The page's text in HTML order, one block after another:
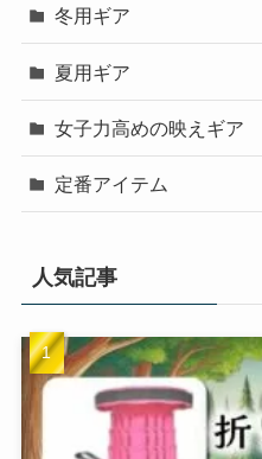
冬用ギア
夏用ギア
女子力高めの映えギア
定番アイテム
人気記事